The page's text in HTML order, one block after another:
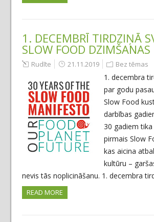
1. DECEMBRĪ TIRDZIŅĀ
SLOW FOOD DZIMŠANAS
Rudīte 21.11.2019 Bez tēmas
1. decembra
par godu
Slow Food
darbības
30 gadiem
pirmais Slow
kas aicina
kultūru –
nevis tās noplicināšanu. 1. decembra
READ MORE